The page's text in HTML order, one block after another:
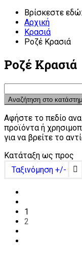
Βρίσκεστε εδώ:
Αρχική
Κρασιά
Ροζέ Κρασιά
Ροζέ Κρασιά
Αφήστε το πεδίο
προϊόντα ή
για να βρείτε το
Κατάταξη ως προς
Ταξινόμηση +/-
1
2